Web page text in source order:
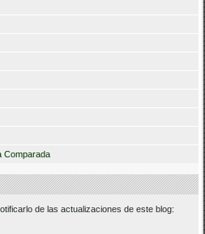
Comparada
de las actualizaciones de este blog: